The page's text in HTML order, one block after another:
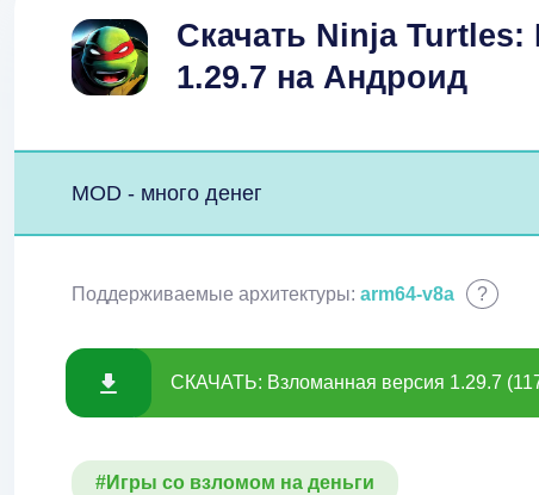
Скачать Ninja
1.29.7 на Андроид
MOD - много денег
Поддерживаемые архитектуры: arm64-v8a ?
СКАЧАТЬ: Взломанная версия 1.29.7
#Игры со взломом на деньги